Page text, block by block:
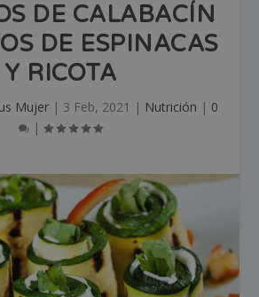
DE CALABACÍN
DE ESPINACAS
Y RICOTA
Mujer | 3 Feb, 2021 | Nutrición | 0
|